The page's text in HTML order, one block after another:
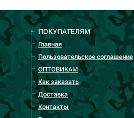
ПОКУПАТЕЛЯМ
Главная
Пользовательское соглашение
ОПТОВИКАМ
Как заказать
Доставка
Контакты